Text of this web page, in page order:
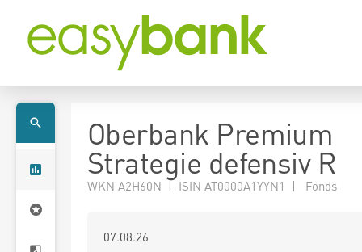
Oberbank Premium
Strategie defensiv R
WKN A2H60N | ISIN AT0000A1YYN1 | Fonds
07.08.26